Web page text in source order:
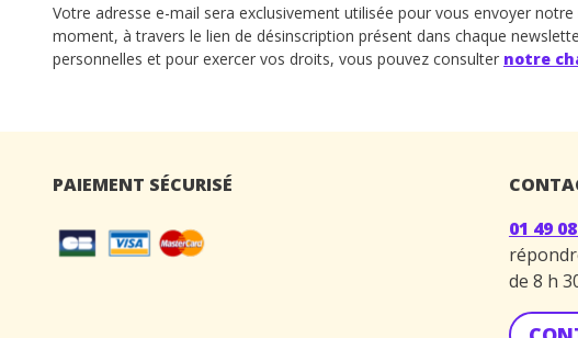
Votre adresse e-mail sera exclusivement utilisée pour vous envoyer
moment, à travers le lien de désinscription présent dans chaque
personnelles et pour exercer vos droits, vous pouvez consulter notre
PAIEMENT SÉCURISÉ
01 49
de 8 h